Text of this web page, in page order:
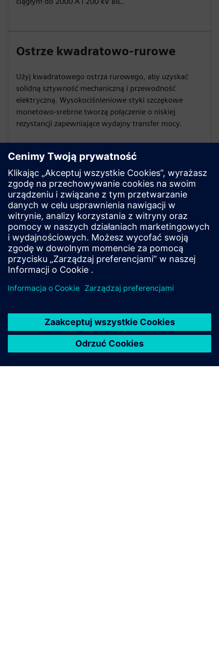
Ostrze kwadratowo-rurowe
Użyj kwadratowego ostrza rurowego, aby uzyskać
solidną sztywność mechaniczną i przewodność
elektryczną. Wysokociśnieniowe styki szczękowe
monetowo-srebrne tworzą połączenie o niskiej
rezystancji zapewniające wydajny transfer mocy.
Elastyczna instalacja
Wybierz standardowe lub niestandardowe opcje
montażu, takie jak ocynkowany kanał stalowy lub
uniwersalne podstawy, dla różnych potrzeb
instalacyjnych.